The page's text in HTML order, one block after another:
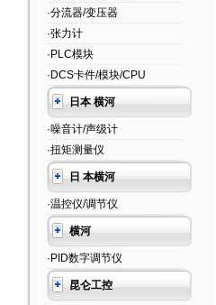
·分流器/变压器
·张力计
·PLC模块
·DCS卡件/模块/CPU
日本 横河
·噪音计/声级计
·扭矩测量仪
日 本横河
·温控仪/调节仪
横河
·PID数字调节仪
昆仑工控